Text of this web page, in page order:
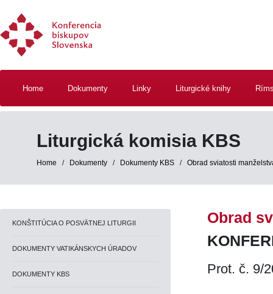
Home Dokumenty Linky Liturgické knihy
Liturgická komisia KBS
Home / Dokumenty / Dokumenty KBS / Obrad sviatosti
KONŠTITÚCIA O POSVÄTNEJ LITURGII
DOKUMENTY VATIKÁNSKYCH ÚRADOV
DOKUMENTY KBS
Obrad
Prot. č. 9/